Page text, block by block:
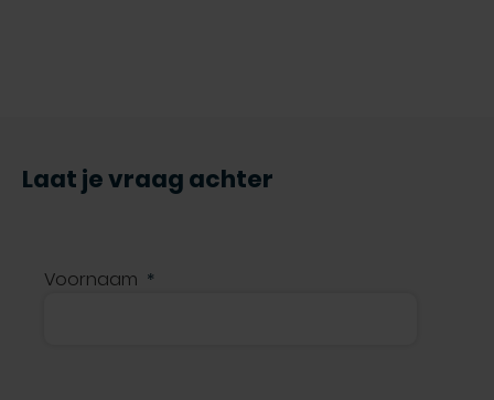
Laat je vraag achter
Voornaam